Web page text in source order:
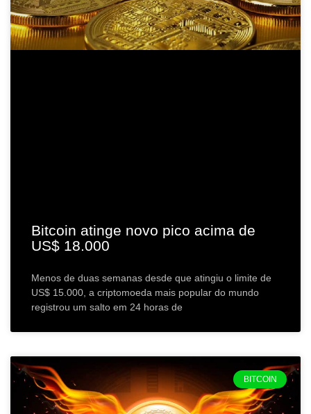
Bitcoin atinge novo pico acima de
US$ 18.000
Menos de duas semanas desde que atingiu o limite de
US$ 15.000, a criptomoeda mais popular do mundo
registrou um salto em 24 horas de
BITCOIN